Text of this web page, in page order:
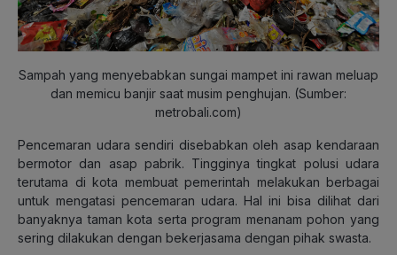
Sampah yang menyebabkan sungai mampet ini rawan meluap
dan memicu banjir saat musim penghujan. (Sumber:
metrobali.com)
Pencemaran udara sendiri disebabkan oleh asap kendaraan
bermotor dan asap pabrik. Tingginya tingkat polusi udara
terutama di kota membuat pemerintah melakukan berbagai
untuk mengatasi pencemaran udara. Hal ini bisa dilihat dari
banyaknya taman kota serta program menanam pohon yang
sering dilakukan dengan bekerjasama dengan pihak swasta.